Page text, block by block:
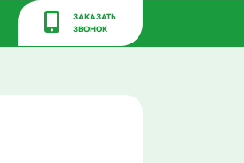
ЗАКАЗАТЬ
ЗВОНОК